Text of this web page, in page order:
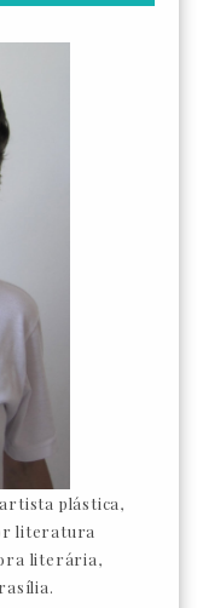
plástica,
literatura
literária,